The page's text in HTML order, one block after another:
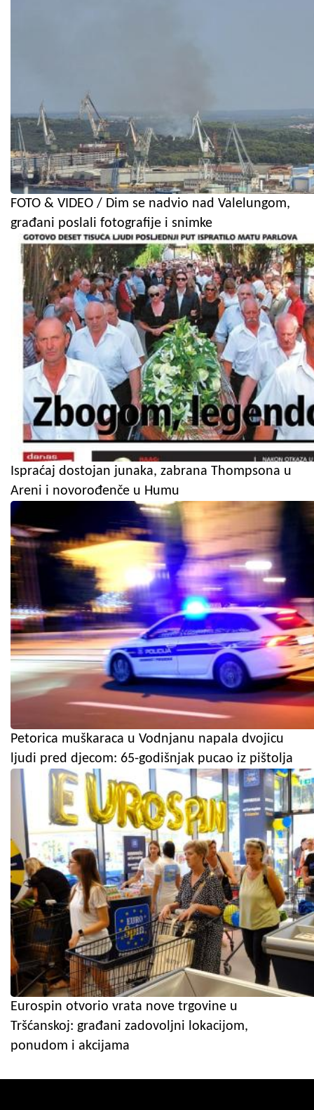
FOTO & VIDEO / Dim se nadvio nad Valelungom,
građani poslali fotografije i snimke
Ispraćaj dostojan junaka, zabrana Thompsona u
Areni i novorođenče u Humu
Petorica muškaraca u Vodnjanu napala dvojicu
ljudi pred djecom: 65-godišnjak pucao iz pištolja
Eurospin otvorio vrata nove trgovine u
Tršćanskoj: građani zadovoljni lokacijom,
ponudom i akcijama